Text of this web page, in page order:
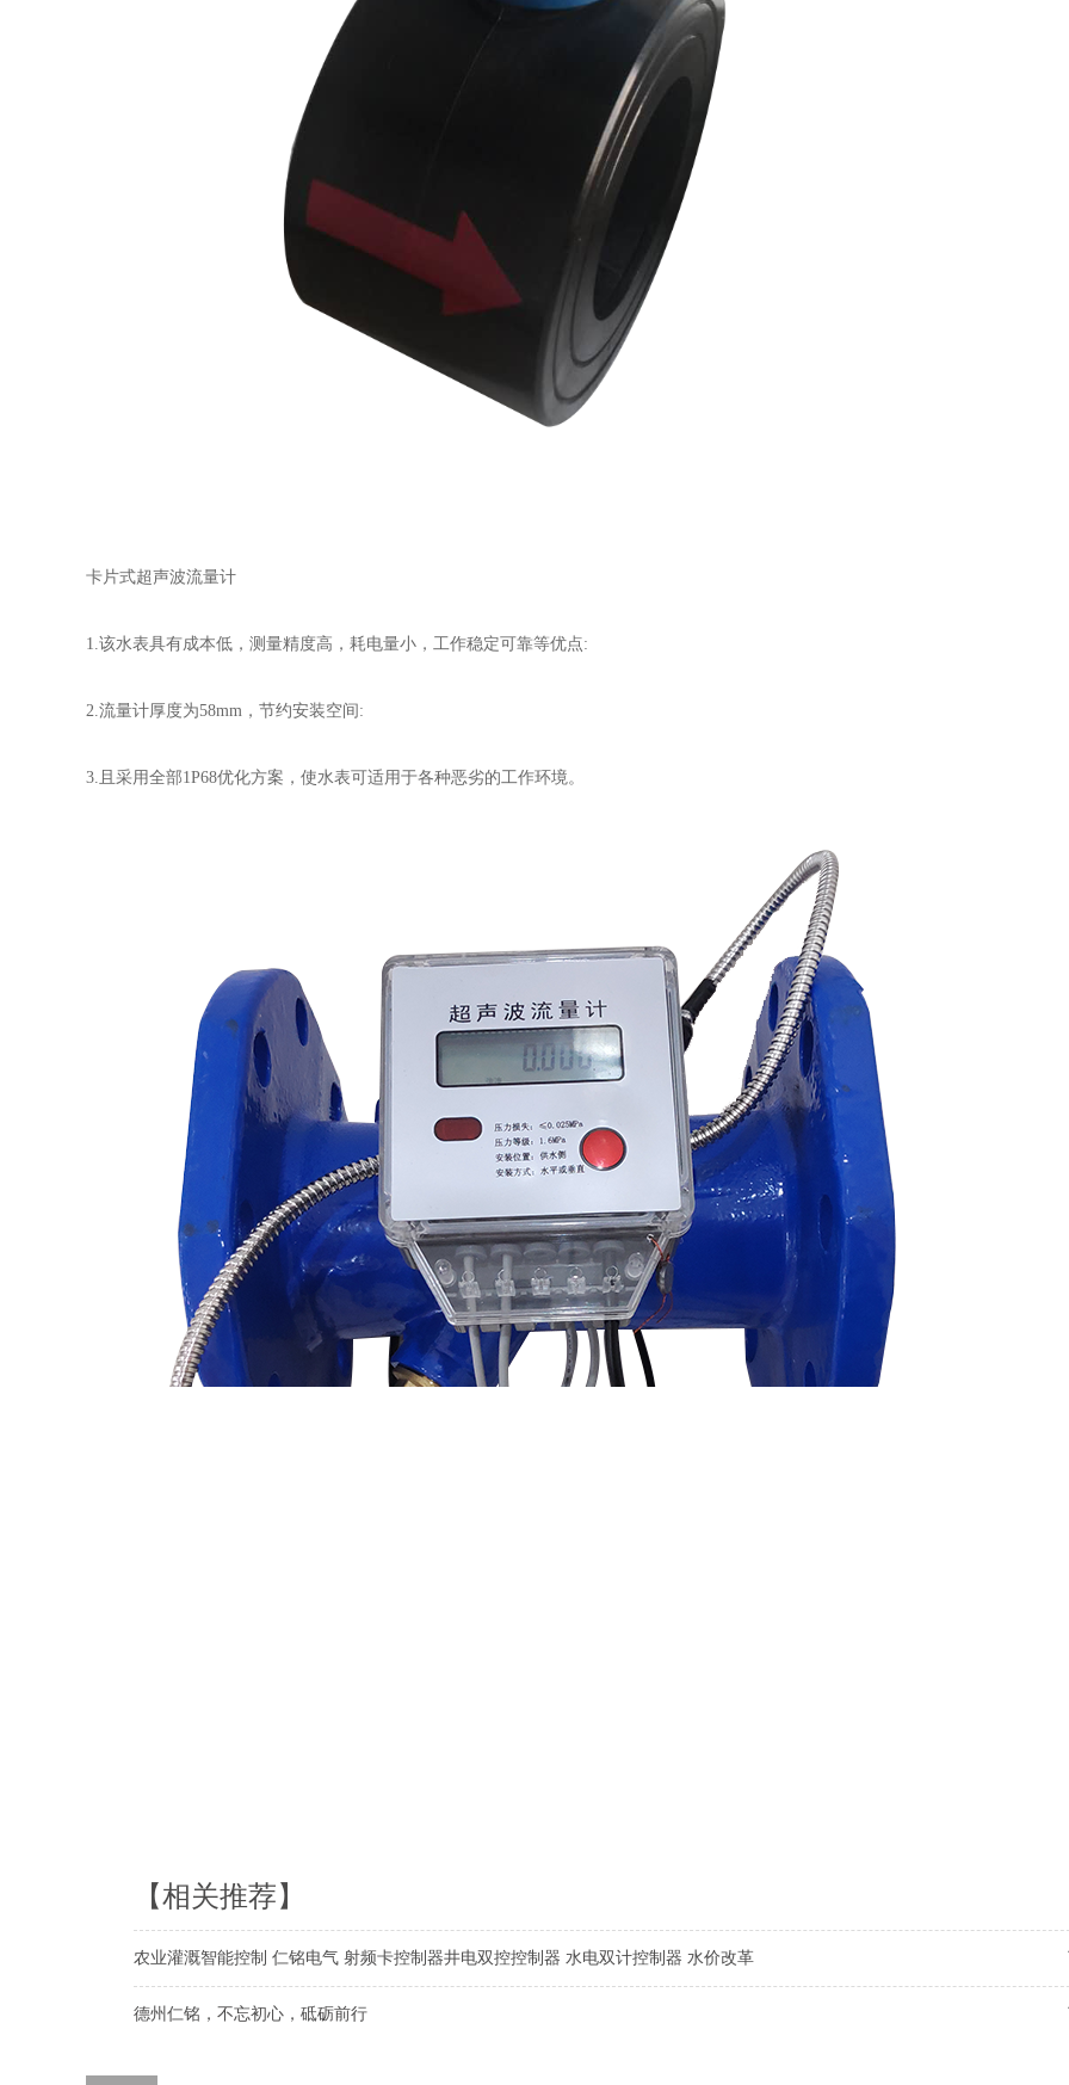
卡片式超声波流量计
1.该水表具有成本低，测量精度高，耗电量小，工作稳定可靠等优点:
2.流量计厚度为58mm，节约安装空间:
3.且采用全部1P68优化方案，使水表可适用于各种恶劣的工作环境。
【相关推荐】
农业灌溉智能控制 仁铭电气 射频卡控制器井电双控控制器 水电双计控制器 水价改革
德州仁铭，不忘初心，砥砺前行